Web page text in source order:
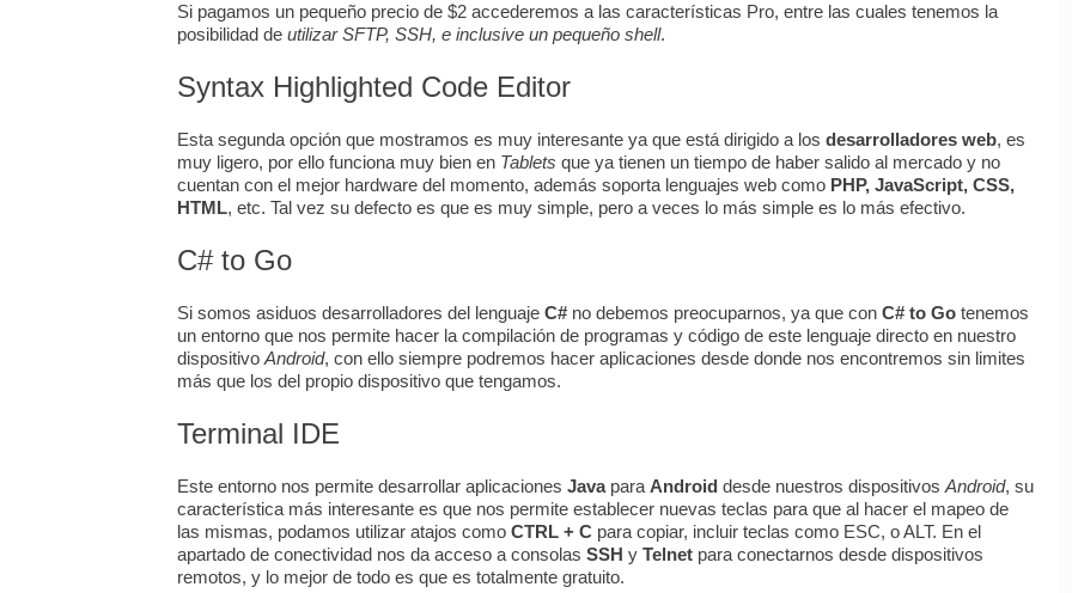
Si pagamos un pequeño precio de $2 accederemos a las características Pro, entre las cuales tenemos la
posibilidad de utilizar SFTP, SSH, e inclusive un pequeño shell.
Syntax Highlighted Code Editor
Esta segunda opción que mostramos es muy interesante ya que está dirigido a los desarrolladores web, es
muy ligero, por ello funciona muy bien en Tablets que ya tienen un tiempo de haber salido al mercado y no
cuentan con el mejor hardware del momento, además soporta lenguajes web como PHP, JavaScript, CSS,
HTML, etc. Tal vez su defecto es que es muy simple, pero a veces lo más simple es lo más efectivo.
C# to Go
Si somos asiduos desarrolladores del lenguaje C# no debemos preocuparnos, ya que con C# to Go tenemos
un entorno que nos permite hacer la compilación de programas y código de este lenguaje directo en nuestro
dispositivo Android, con ello siempre podremos hacer aplicaciones desde donde nos encontremos sin limites
más que los del propio dispositivo que tengamos.
Terminal IDE
Este entorno nos permite desarrollar aplicaciones Javapara Android desde nuestros dispositivos Android, su
característica más interesante es que nos permite establecer nuevas teclas para que al hacer el mapeo de
las mismas, podamos utilizar atajos como CTRL + C para copiar, incluir teclas como ESC, o ALT. En el
apartado de conectividad nos da acceso a consolas SSH y Telnet para conectarnos desde dispositivos
remotos, y lo mejor de todo es que es totalmente gratuito.